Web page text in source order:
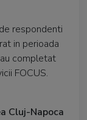
respondenti
in perioada
completat
FOCUS.
Cluj-Napoca